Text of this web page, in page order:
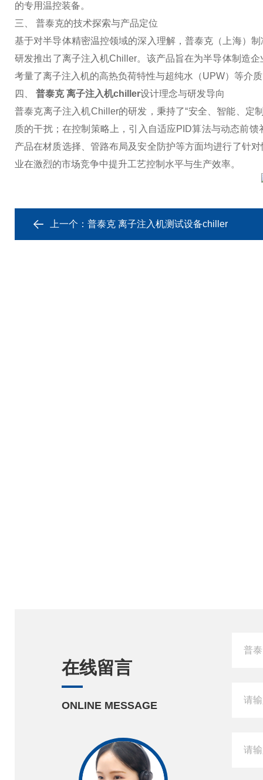
的专用温控装备。
三、 普泰克的技术探索与产品定位
基于对半导体精密温控领域的深入理解，普泰克（上海）
研发推出了离子注入机Chiller。该产品旨在为半导体制造
考量了离子注入机的高热负荷特性与超纯水（UPW）等介
四、 普泰克 离子注入机chiller设计理念与研发导向
普泰克离子注入机Chiller的研发，秉持了“安全、智能、
质的干扰；在控制策略上，引入自适应PID算法与动态前
产品在材质选择、管路布局及安全防护等方面均进行了针
业在激烈的市场竞争中提升工艺控制水平与生产效率。
上一个： 普泰克 离子注入机测试设备chiller
在线留言
ONLINE MESSAGE